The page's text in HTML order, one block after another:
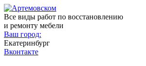
Все виды работ по восстановлению
и ремонту мебели
Ваш город:
Екатеринбург
Вконтакте